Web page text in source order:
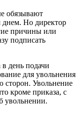
обязывают
днем. Но директор
причины или
подписать
день подачи
для увольнения
сторон. Увольнение
кроме приказа, с
увольнении.